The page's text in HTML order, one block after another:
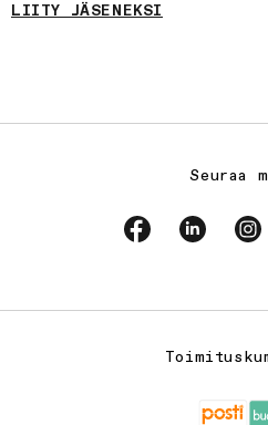
LIITY JÄSENEKSI
Seuraa
FacebookLinkedin